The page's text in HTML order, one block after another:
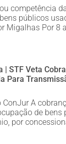
competência
públicos
Migalhas Por 8
| STF Veta
Para
A
de bens
por